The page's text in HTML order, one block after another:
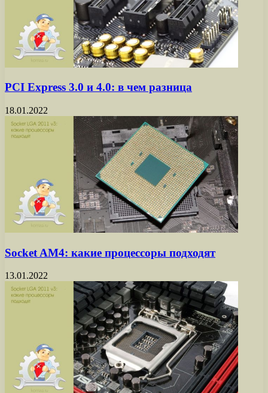
PCI Express 3.0 и 4.0: в чем разница
18.01.2022
Socket AM4: какие процессоры подходят
13.01.2022